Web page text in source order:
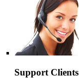
Support Clients